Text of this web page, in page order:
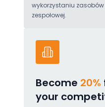
wykorzystaniu zasobów
zespołowej.
Become 20%
your